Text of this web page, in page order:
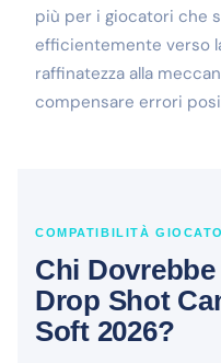
più per i giocatori che
efficientemente verso
raffinatezza alla
compensare errori
COMPATIBILITÀ
Chi
Drop Shot
Soft 2026?